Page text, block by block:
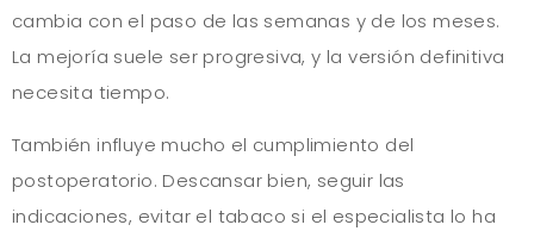
cambia con el paso de las semanas y de los meses.
La mejoría suele ser progresiva, y la versión definitiva
necesita tiempo.
También influye mucho el cumplimiento del
postoperatorio. Descansar bien, seguir las
indicaciones, evitar el tabaco si el especialista lo ha